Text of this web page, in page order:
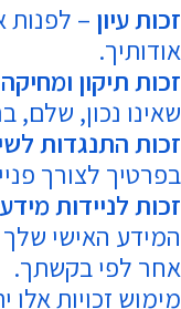
זכות עיון – לפנות
אודותיך.
זכות תיקון ומחיקה
שאינו נכון, שלם,
זכות התנגדות
בפרטיך לצורך
זכות לניידות מידע
המידע האישי שלך
אחר לפי בקשתך.
מימוש זכויות